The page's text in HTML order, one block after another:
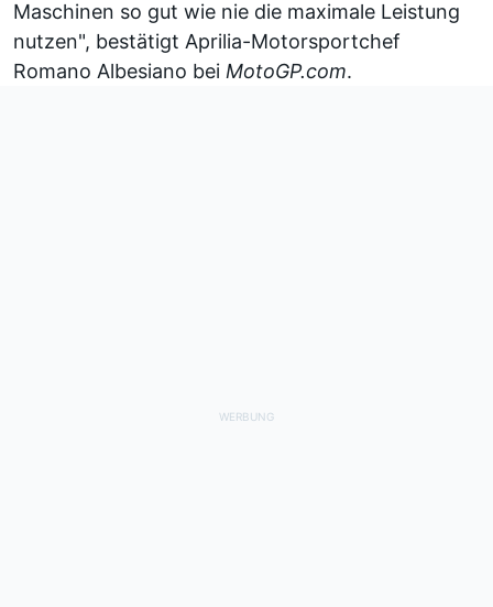
Maschinen so gut wie nie die maximale Leistung
nutzen", bestätigt Aprilia-Motorsportchef
Romano Albesiano bei MotoGP.com.